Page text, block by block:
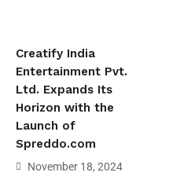
Creatify India
Entertainment Pvt.
Ltd. Expands Its
Horizon with the
Launch of
Spreddo.com
November 18, 2024